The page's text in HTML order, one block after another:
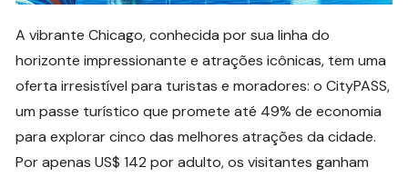
A vibrante Chicago, conhecida por sua linha do
horizonte impressionante e atrações icônicas, tem uma
oferta irresistível para turistas e moradores: o CityPASS,
um passe turístico que promete até 49% de economia
para explorar cinco das melhores atrações da cidade.
Por apenas US$ 142 por adulto, os visitantes ganham